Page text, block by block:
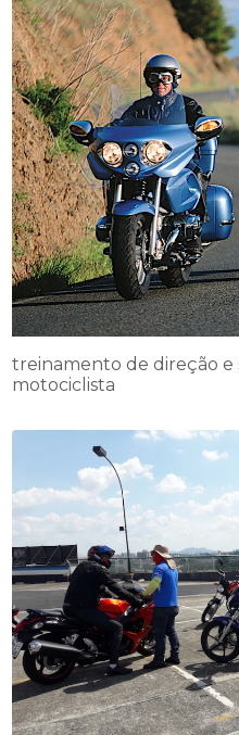
treinamento de direção e
motociclista